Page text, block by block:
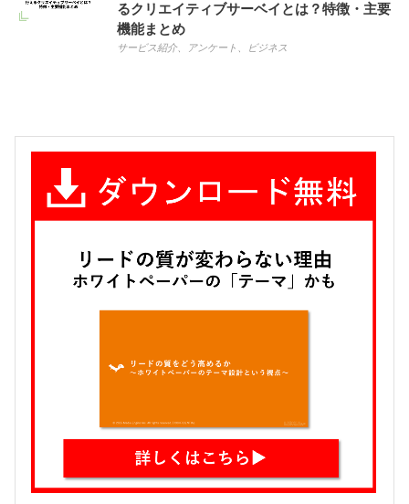
るクリエイティブサーベイとは？特徴・主要
機能まとめ
サービス紹介、 アンケート ビジネス